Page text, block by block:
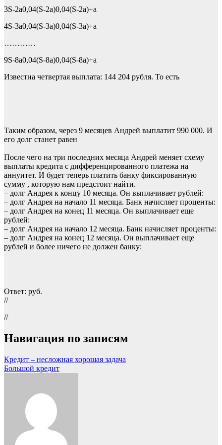
3S-2a0,04(S-2a)0,04(S-2a)+a
4S-3a0,04(S-3a)0,04(S-3a)+a
…………
9S-8a0,04(S-8a)0,04(S-8a)+a
Известна четвертая выплата: 144 204 рубля. То есть
Таким образом, через 9 месяцев Андрей выплатит 990 000. И
его долг станет равен
После чего на три последних месяца Андрей меняет схему
выплаты кредита с дифференцированного платежа на
аннуитет. И будет теперь платить банку фиксированную
сумму , которую нам предстоит найти.
– долг Андрея к концу 10 месяца. Он выплачивает рублей:
– долг Андрея на начало 11 месяца. Банк начисляет проценты:
– долг Андрея на конец 11 месяца. Он выплачивает еще
рублей:
– долг Андрея на начало 12 месяца. Банк начисляет проценты:
– долг Андрея на конец 12 месяца. Он выплачивает еще
рублей и более ничего не должен банку:
Ответ: руб.
//
//
Навигация по записям
Кредит – несложная хорошая задача
Большой кредит